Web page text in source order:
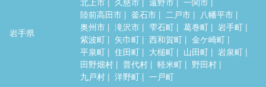
岩手県
陸前高田市
釜石市 二戸市
八幡平市
奥州市
滝沢市 雫石町 葛巻町
岩手町
紫波町
矢巾町 西和賀町
金ケ崎町
平泉町
住田町 大槌町 山田町
岩泉町
田野畑村
普代村 軽米町
野田村
九戸村
洋野町 一戸町